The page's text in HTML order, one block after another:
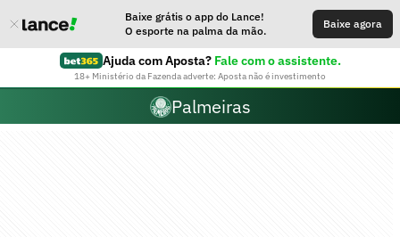
Baixe grátis o app do Lance!
O esporte na palma da mão.
Baixe agora
Ajuda com Aposta? Fale com o assistente.
18+ Ministério da Fazenda adverte: Aposta não é investimento
Palmeiras